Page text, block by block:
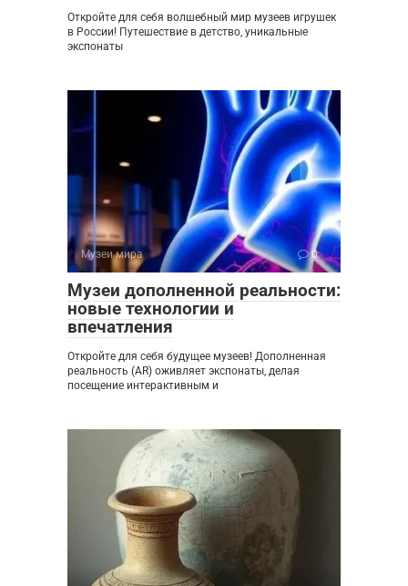
Откройте для себя волшебный мир музеев игрушек
в России! Путешествие в детство, уникальные
экспонаты
Музеи мира 0
Музеи дополненной реальности:
новые технологии и
впечатления
Откройте для себя будущее музеев! Дополненная
реальность (AR) оживляет экспонаты, делая
посещение интерактивным и